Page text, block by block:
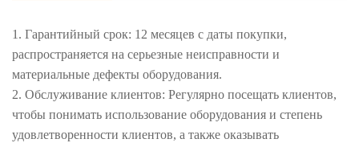
1. Гарантийный срок: 12 месяцев с даты покупки,
распространяется на серьезные неисправности и
материальные дефекты оборудования.
2. Обслуживание клиентов: Регулярно посещать клиентов,
чтобы понимать использование оборудования и степень
удовлетворенности клиентов, а также оказывать